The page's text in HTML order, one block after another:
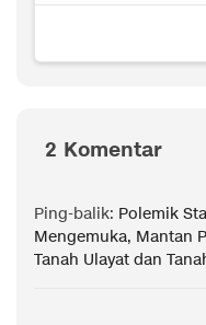
2 Komentar
Ping-balik: Polemik
Mengemuka, Mantan
Tanah Ulayat dan